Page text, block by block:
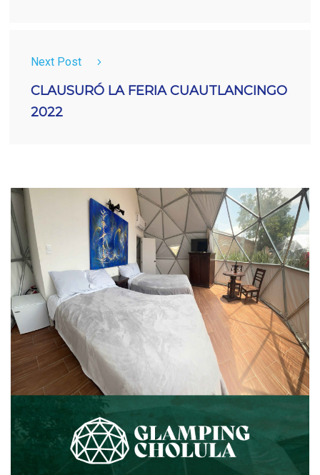
Next Post
CLAUSURÓ LA FERIA CUAUTLANCINGO
2022